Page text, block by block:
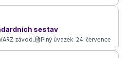
sestav
závod.. Plný úvazek 24. července